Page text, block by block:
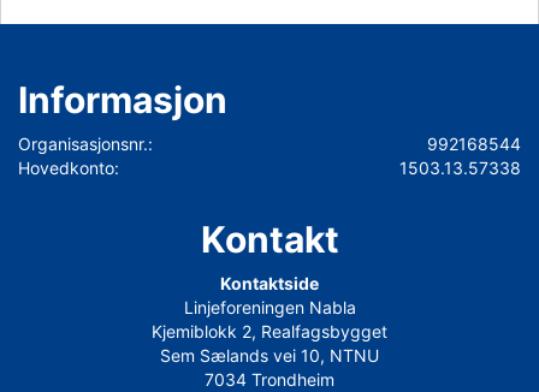
Informasjon
Organisasjonsnr.:
992168544
Hovedkonto:
1503.13.57338
Kontakt
Kontaktside
Linjeforeningen Nabla
Kjemiblokk 2, Realfagsbygget
Sem Sælands vei 10, NTNU
7034 Trondheim